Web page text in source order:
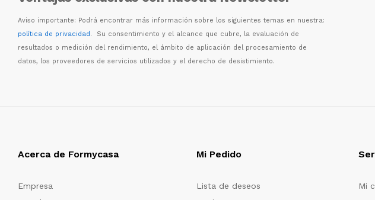
Aviso importante: Podrá encontrar más información sobre los siguientes temas en nuestra:
política de privacidad. Su consentimiento y el alcance que cubre, la evaluación de
resultados o medición del rendimiento, el ámbito de aplicación del procesamiento de
datos, los proveedores de servicios utilizados y el derecho de desistimiento.
Acerca de Formycasa
Empresa
Mi Pedido
Lista de deseos
Mi